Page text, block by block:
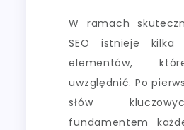
W ramach
SEO istnieje kilka
elementów,
uwzględnić. Po
słów
fundamentem